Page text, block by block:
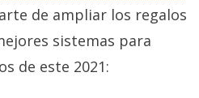
de ampliar los regalos
sistemas para
de este 2021: